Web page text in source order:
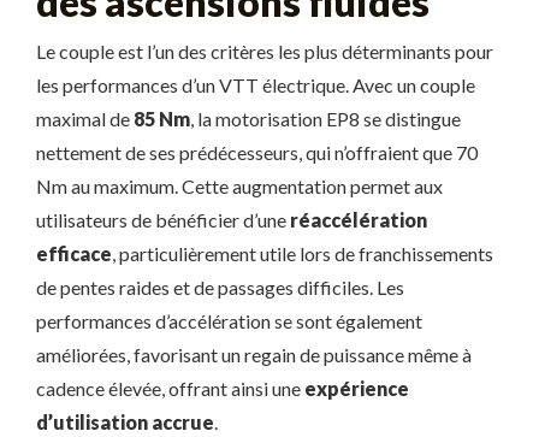
Le couple est l’un des critères les plus déterminants pour
les performances d’un VTT électrique. Avec un couple
maximal de 85 Nm, la motorisation EP8 se distingue
nettement de ses prédécesseurs, qui n’offraient que 70
Nm au maximum. Cette augmentation permet aux
utilisateurs de bénéficier d’une réaccélération
efficace, particulièrement utile lors de franchissements
de pentes raides et de passages difficiles. Les
performances d’accélération se sont également
améliorées, favorisant un regain de puissance même à
cadence élevée, offrant ainsi une expérience
d’utilisation accrue.